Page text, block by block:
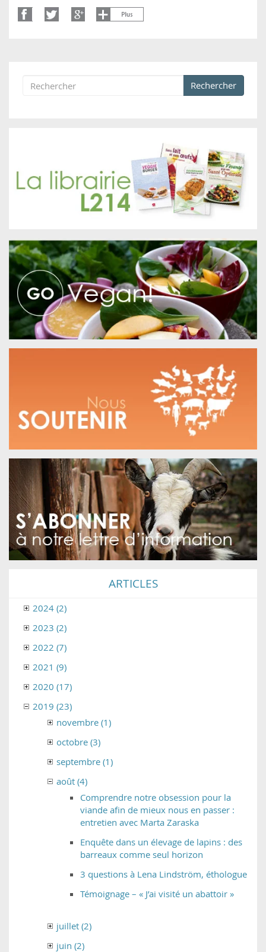
Formulaire de recherche
Rechercher
ARTICLES
2024 (2)
2023 (2)
2022 (7)
2021 (9)
2020 (17)
2019 (23)
novembre (1)
octobre (3)
septembre (1)
août (4)
Comprendre notre obsession pour la
viande afin de mieux nous en passer :
entretien avec Marta Zaraska
Enquête dans un élevage de lapins : des
barreaux comme seul horizon
3 questions à Lena Lindström, éthologue
Témoignage – « J’ai visité un abattoir »
juillet (2)
juin (2)